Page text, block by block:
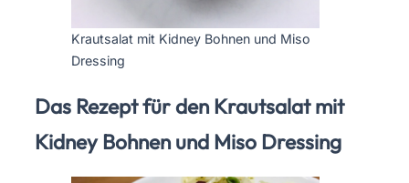
Krautsalat mit Kidney Bohnen und Miso
Dressing
Das Rezept für den Krautsalat mit
Kidney Bohnen und Miso Dressing